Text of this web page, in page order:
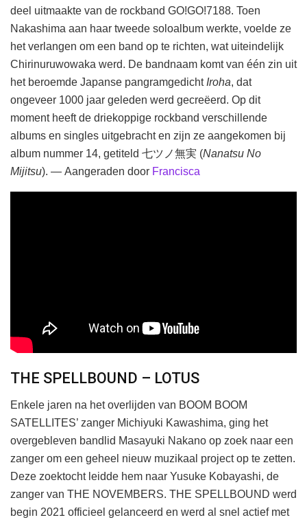
deel uitmaakte van de rockband GO!GO!7188. Toen
Nakashima aan haar tweede soloalbum werkte, voelde ze
het verlangen om een band op te richten, wat uiteindelijk
Chirinuruwowaka werd. De bandnaam komt van één zin uit
het beroemde Japanse pangramgedichtIroha, dat
ongeveer 1000 jaar geleden werd gecreëerd. Op dit
moment heeft de driekoppige rockband verschillende
albums en singles uitgebracht en zijn ze aangekomen bij
album nummer 14, getiteld 七ツノ無実 (Nanatsu No
Mijitsu). — Aangeraden door Francisca
THE SPELLBOUND – LOTUS
Enkele jaren na het overlijden van BOOM BOOM
SATELLITES’ zanger Michiyuki Kawashima, ging het
overgebleven bandlid Masayuki Nakano op zoek naar een
zanger om een geheel nieuw muzikaal project op te zetten.
Deze zoektocht leidde hem naar Yusuke Kobayashi, de
zanger van THE NOVEMBERS. THE SPELLBOUND werd
begin 2021 officieel gelanceerd en werd al snel actief met